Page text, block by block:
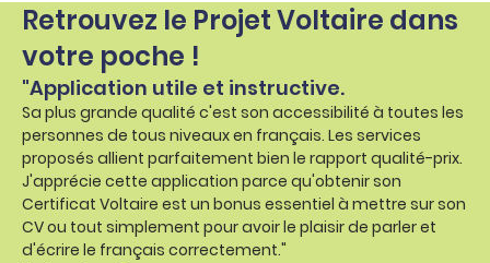
Retrouvez le Projet Voltaire dans
votre poche !
"Application utile et instructive.
Sa plus grande qualité c'est son accessibilité à toutes les
personnes de tous niveaux en français. Les services
proposés allient parfaitement bien le rapport qualité-prix.
J'apprécie cette application parce qu'obtenir son
Certificat Voltaire est un bonus essentiel à mettre sur son
CV ou tout simplement pour avoir le plaisir de parler et
d'écrire le français correctement."